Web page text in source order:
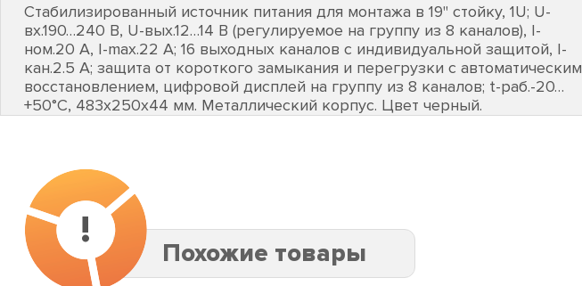
Стабилизированный источник питания для монтажа в 19" стойку, 1U; U-
вх.190…240 В, U-вых.12…14 В (регулируемое на группу из 8 каналов), I-
ном.20 А, I-maх.22 А; 16 выходных каналов с индивидуальной защитой, I-
кан.2.5 А; защита от короткого замыкания и перегрузки с автоматическим
восстановлением, цифровой дисплей на группу из 8 каналов; t-раб.-20…
+50°C, 483х250х44 мм. Металлический корпус. Цвет черный.
!
Похожие товары